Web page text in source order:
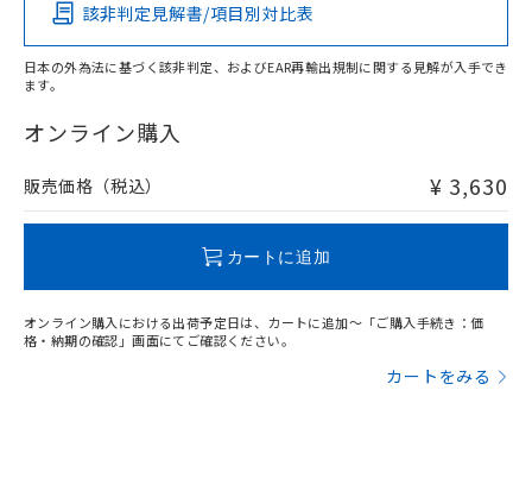
O
在庫等で未対応品が混在する可能性があります。
問い合わせください。
該非判定見解書/項目別対比表
日本の外為法に基づく該非判定、およびEAR再輸出規制に関する見解が入手でき
ます。
オンライン購入
販売価格（税込） ¥ 3,630
カートに追加
オンライン購入における出荷予定日は、カートに追加～「ご購入手続き：価
格・納期の確認」画面にてご確認ください。
カートをみる